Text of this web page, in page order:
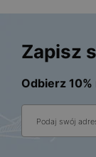
Zapisz
Odbierz